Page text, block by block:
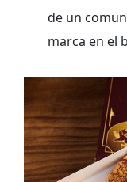
de un
marca en el